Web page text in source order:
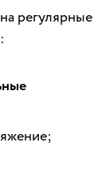
регулярные